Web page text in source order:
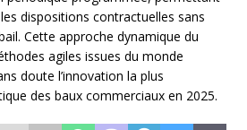
dispositions contractuelles sans
Cette approche dynamique du
agiles issues du monde
doute l’innovation la plus
des baux commerciaux en 2025.